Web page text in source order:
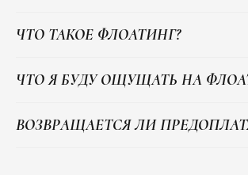
ЧТО ТАКОЕ ФЛОАТИНГ?
ЧТО Я БУДУ ОЩУЩАТЬ НА
ВОЗВРАЩАЕТСЯ ЛИ